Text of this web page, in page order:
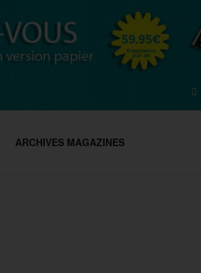
ARCHIVES MAGAZINES